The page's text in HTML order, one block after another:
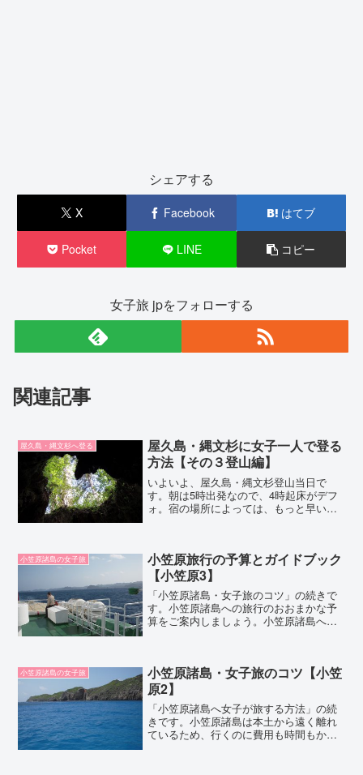
シェアする
X Facebook はてブ
Pocket LINE コピー
女子旅 jpをフォローする
関連記事
屋久島・縄文杉へ登る
屋久島・縄文杉に女子一人で登る
方法【その３登山編】
いよいよ、屋久島・縄文杉登山当日で
す。朝は5時出発なので、4時起床がデフ
ォ。宿の場所によっては、もっと早い時
小笠原諸島の女子旅
小笠原旅行の予算とガイドブック
【小笠原3】
「小笠原諸島・女子旅のコツ」の続きで
す。小笠原諸島への旅行のおおまかな予
算をご案内しましょう。小笠原諸島へ行
指すなら、小笠原海運のフ...
小笠原諸島の女子旅
小笠原諸島・女子旅のコツ【小笠
原2】
「小笠原諸島へ女子が旅する方法」の続
きです。小笠原諸島は本土から遠く離れ
ているため、行くのに費用も時間もかか